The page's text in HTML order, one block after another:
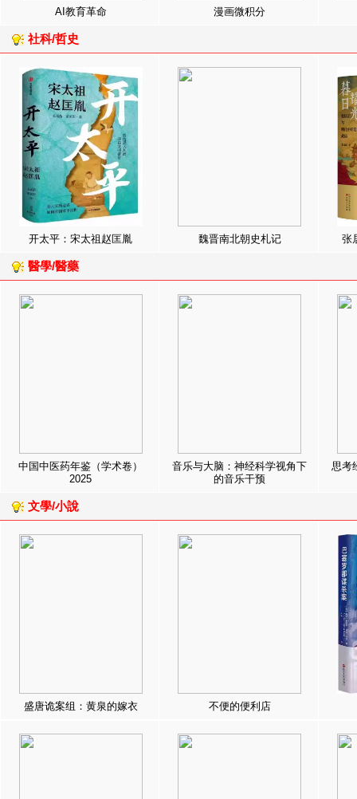
AI教育革命 漫画微积分
社科/哲史
开太平：宋太祖赵匡胤 魏晋南北朝史札记 张
醫學/醫藥
中国中医药年鉴（学术卷）
2025
音乐与大脑：神经科学视角下
的音乐干预
思考
文學/小說
盛唐诡案组：黄泉的嫁衣 不便的便利店